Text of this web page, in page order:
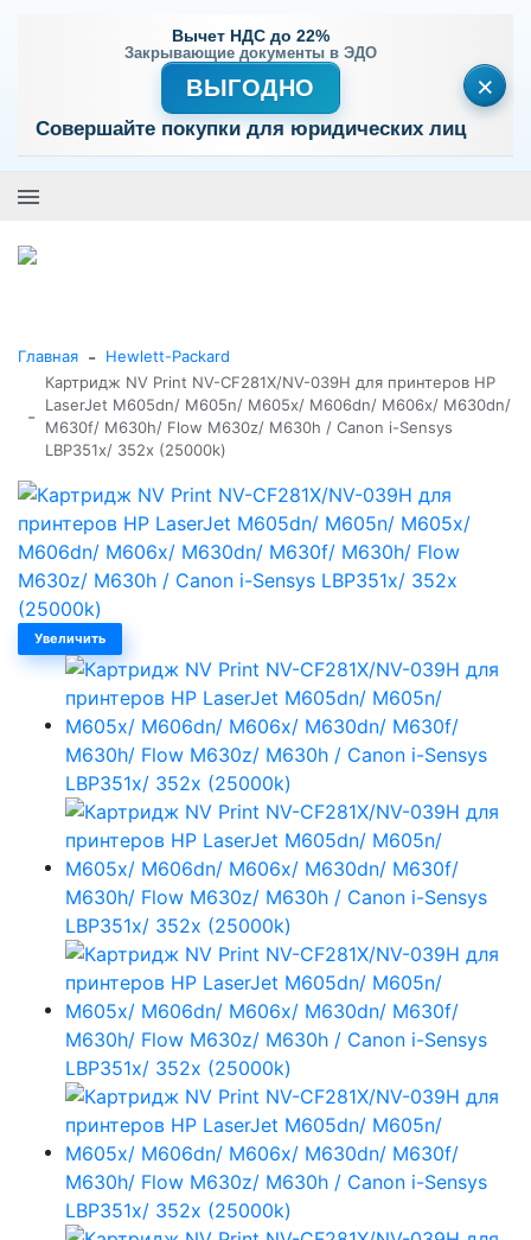
Вычет НДС до 22%
Закрывающие документы в ЭДО
ВЫГОДНО
Совершайте покупки для юридических лиц
×
Главная - Hewlett-Packard
-
Картридж NV Print NV-CF281X/NV-039H для принтеров HP
LaserJet M605dn/ M605n/ M605x/ M606dn/ M606x/ M630dn/
M630f/ M630h/ Flow M630z/ M630h / Canon i-Sensys
LBP351x/ 352x (25000k)
Увеличить